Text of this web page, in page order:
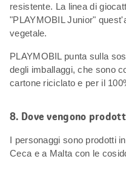
resistente. La linea di
"PLAYMOBIL Junior"
vegetale.
PLAYMOBIL punta sulla
degli imballaggi, che sono
cartone riciclato e per il
8. Dove vengono
I personaggi sono prodotti
Ceca e a Malta con le